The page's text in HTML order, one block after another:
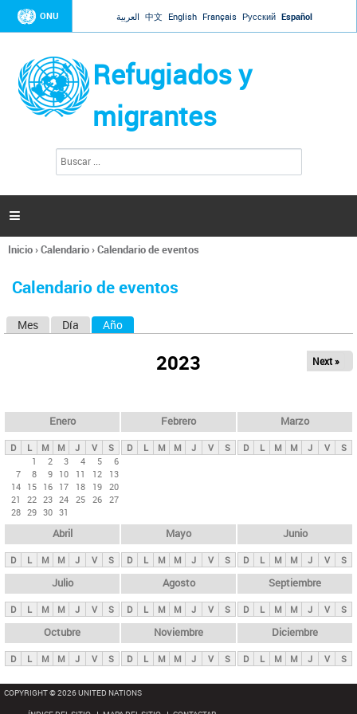
Jump to navigation
ONU العربية 中文 English Français Русский Español
Refugiados y
migrantes
l
d
s

Se
usted
Inicio›Calendario›Calendario de eventos
Calendario de eventos
s
p
n
i
p
a
l
s
Mes Día Año
2023 Next »
Enero
D L M M J V
S
1
2 3 4 5
6
7
8 9 10 11 12
13
14 15 16 17 18 19 20
21
22 23 24 25 26 27
28 29 30 31
Febrero
D L M M J V S
Marzo
D L M M J V S
Abril
D L M M J V S
Mayo
D L M M J V S
Junio
D L M M J V S
Julio
D L M M J V S
Agosto
D L M M J V S
Septiembre
D L M M J V S
Octubre
D L M M J V S
Noviembre
D L M M J V S
Diciembre
D L M M J V S
COPYRIGHT © 2026 UNITED NATIONS